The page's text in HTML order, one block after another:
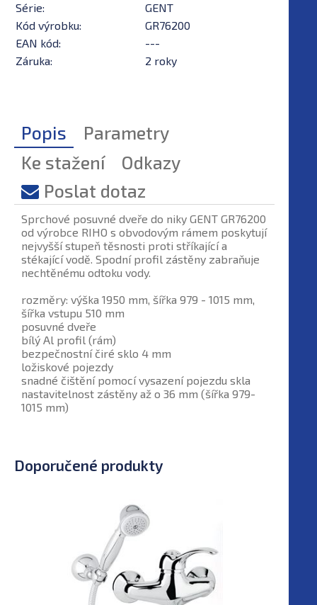
Série:
GENT
Kód výrobku:
GR76200
EAN kód:
---
Záruka:
2 roky
Popis
Parametry
Ke stažení
Odkazy
Poslat dotaz
Sprchové posuvné dveře do niky GENT GR76200
od výrobce RIHO s obvodovým rámem poskytují
nejvyšší stupeň těsnosti proti stříkající a
stékající vodě. Spodní profil zástěny zabraňuje
nechtěnému odtoku vody.
rozměry: výška 1950 mm, šířka 979 - 1015 mm,
šířka vstupu 510 mm
posuvné dveře
bílý Al profil (rám)
bezpečnostní čiré sklo 4 mm
ložiskové pojezdy
snadné čištění pomocí vysazení pojezdu skla
nastavitelnost zástěny až o 36 mm (šířka 979-
1015 mm)
Doporučené produkty